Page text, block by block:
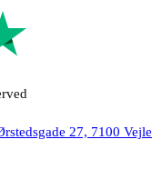
27, 7100 Vejle